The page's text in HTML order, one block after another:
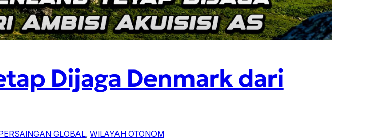
Dijaga Denmark dari
GLOBAL, WILAYAH OTONOM